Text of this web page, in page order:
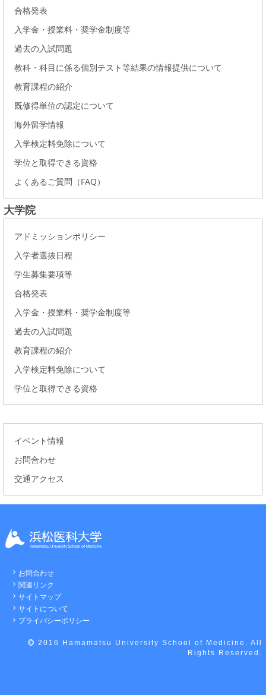
合格発表
入学金・授業料・奨学金制度等
過去の入試問題
教科・科目に係る個別テスト等結果の情報提供について
教育課程の紹介
既修得単位の認定について
海外留学情報
入学検定料免除について
学位と取得できる資格
よくあるご質問（FAQ）
大学院
アドミッションポリシー
入学者選抜日程
学生募集要項等
合格発表
入学金・授業料・奨学金制度等
過去の入試問題
教育課程の紹介
入学検定料免除について
学位と取得できる資格
イベント情報
お問合わせ
交通アクセス
お問合わせ
関連リンク
サイトマップ
サイトについて
プライバシーポリシー
2016 Hamamatsu University School of Medicine. All
Rights Reserved.